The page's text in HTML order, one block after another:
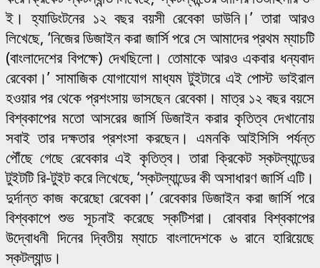
ই। হ্যাডিংটনের ১২ বছর বয়সী রেবেকা ডাউনি।’ তারা আরও
লিখেছে, ‘নিজের ডিজাইন করা জার্সি পরে সে আমাদের প্রথম ম্যাচটি
(বাংলাদেশের বিপক্ষে) দেখছিলো। তোমাকে আরও একবার ধন্যবাদ
রেবেকা।’ সামাজিক যোগাযোগ মাধ্যম টুইটারে এই পোস্ট ভাইরাল
হওয়ার পর থেকে প্রশংসায় ভাসছেন রেবেকা। মাত্র ১২ বছর বয়সে
বিশ্বকাপের মতো আসরের জার্সি ডিজাইন করার কৃতিত্ব দেখানোয়
সবাই তার দক্ষতার প্রশংসা করছেন। এমনকি আইসিসি পর্যন্ত
পৌঁছে গেছে রেবেকার এই কৃতিত্ব। তারা ক্রিকেট স্কটল্যান্ডের
টুইটটি রি-টুইট করে লিখেছে, ‘স্কটল্যান্ডের কী অসাধারণ জার্সি এটি।
দুর্দান্ত কাজ করেছো রেবেকা।’ রেবেকার ডিজাইন করা জার্সি পরে
বিশ্বকাপে শুভ সূচনাই করেছে স্কটিশরা। রোববার বিশ্বকাপের
উদ্বোধনী দিনের দ্বিতীয় ম্যাচে বাংলাদেশকে ৬ রানে হারিয়েছে
স্কটল্যান্ড।